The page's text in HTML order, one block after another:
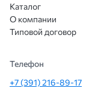
Каталог
О компании
Типовой договор
Телефон
+7 (391) 216-89-17